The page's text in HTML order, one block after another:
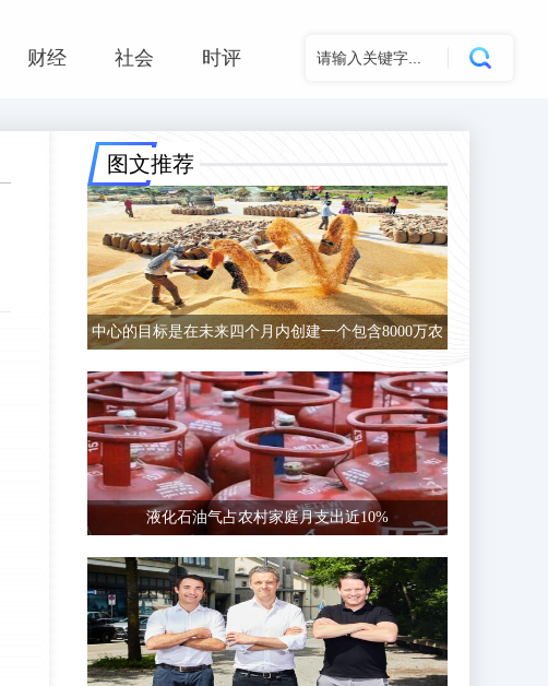
财经 社会 时评
图文推荐
中心的目标是在未来四个月内创建一个包含8000万农
液化石油气占农村家庭月支出近10%